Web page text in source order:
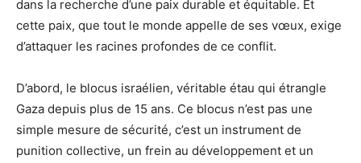
dans la recherche d’une paix durable et équitable. Et
cette paix, que tout le monde appelle de ses vœux, exige
d’attaquer les racines profondes de ce conflit.
D’abord, le blocus israélien, véritable étau qui étrangle
Gaza depuis plus de 15 ans. Ce blocus n’est pas une
simple mesure de sécurité, c’est un instrument de
punition collective, un frein au développement et un